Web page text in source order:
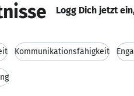
Logg Dich jetzt
Kommunikationsfähigkeit